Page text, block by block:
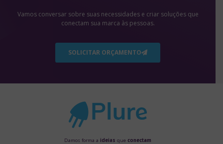
Vamos conversar sobre suas necessidades e criarsoluções que
conectam sua marca às pessoas.
SOLICITAR ORÇAMENTO
Damos forma a ideias que conectam